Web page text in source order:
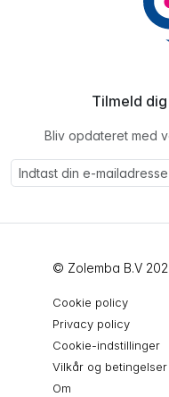
Tilmeld
Bliv opdateret med
© Zolemba B.V
Cookie policy
Privacy policy
Cookie-indstillinger
Vilkår og betingelser
Om